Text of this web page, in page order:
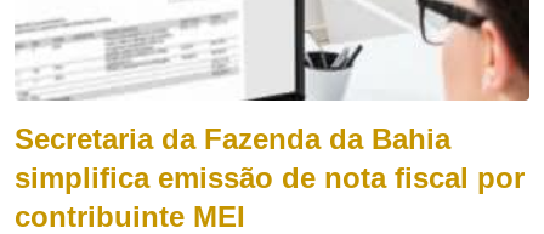
Secretaria da Fazenda da Bahia
simplifica emissão de nota fiscal por
contribuinte MEI